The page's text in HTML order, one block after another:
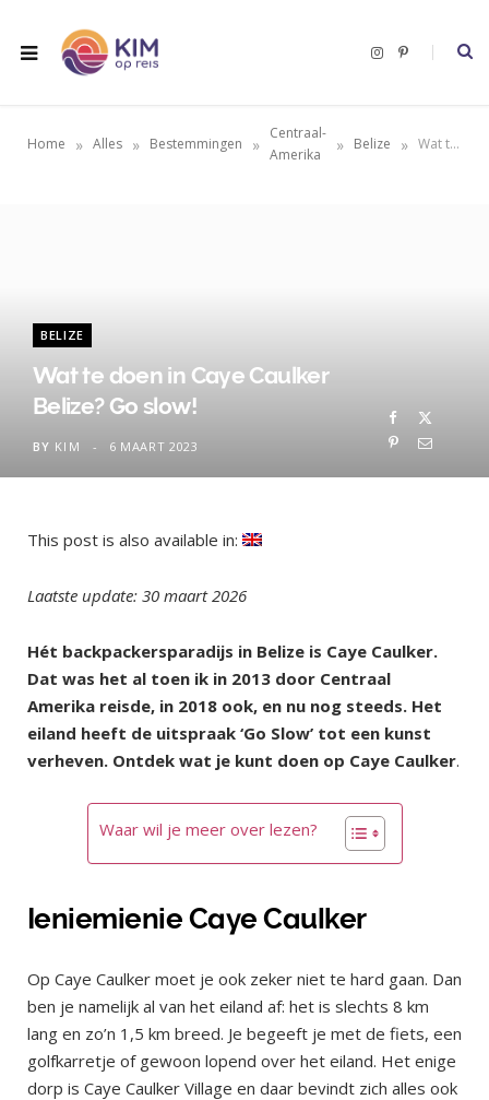
I
a
P
s
Home » Alles » Bestemmingen »
Centraal-
Amerika
» Belize » Wat te doen in Caye Caulker Belize? Go slow!
BELIZE
Wat te doen in Caye Caulker
Belize? Go slow!
BY KIM 6 MAART 2023
This post is also available in:
Laatste update: 30 maart 2026
Hét backpackersparadijs in Belize is Caye Caulker.
Dat was het al toen ik in 2013 door Centraal
Amerika reisde, in 2018 ook, en nu nog steeds. Het
eiland heeft de uitspraak ‘Go Slow’ tot een kunst
verheven. Ontdek wat je kunt doen op Caye Caulker.
Waar wil je meer over lezen?
Ieniemienie Caye Caulker
Op Caye Caulker moet je ook zeker niet te hard gaan. Dan
ben je namelijk al van het eiland af: het is slechts 8 km
lang en zo’n 1,5 km breed. Je begeeft je met de fiets, een
golfkarretje of gewoon lopend over het eiland. Het enige
dorp is Caye Caulker Village en daar bevindt zich alles ook